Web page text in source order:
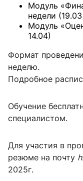
Модуль
недели
Модуль
14.04)
Формат
неделю.
Подробное
Обучение
специалистом.
Для участия в
резюме на почту
2025г.